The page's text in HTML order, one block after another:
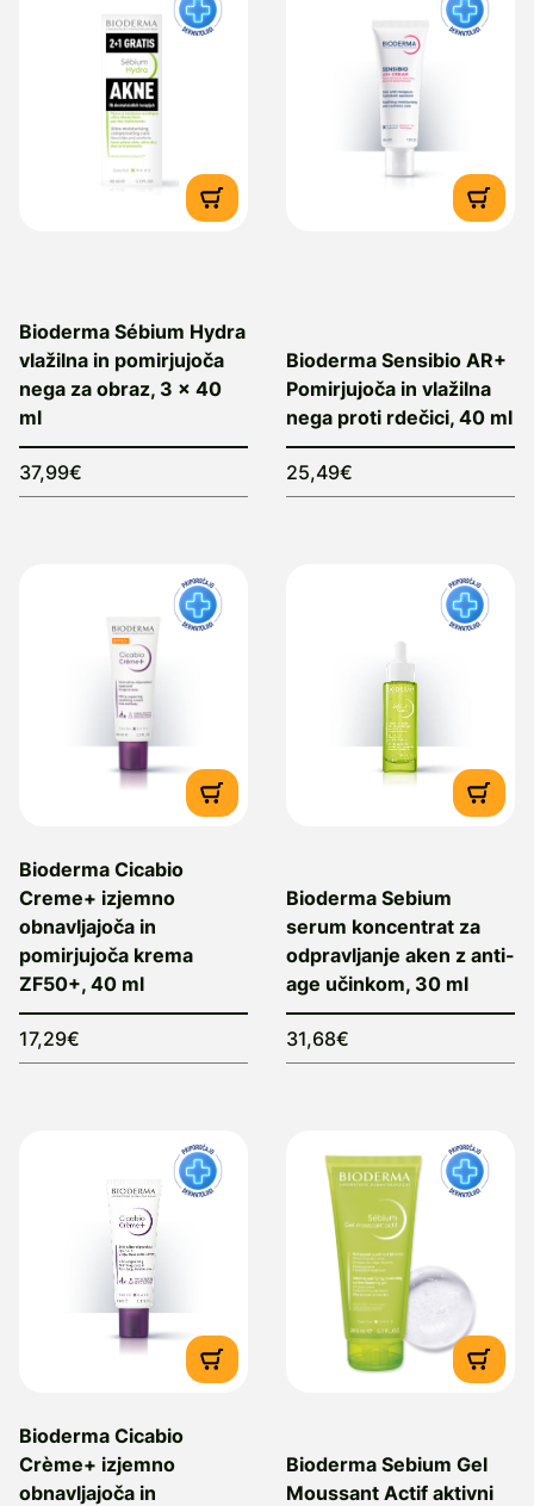
Bioderma Sébium Hydra
vlažilna in pomirjujoča
nega za obraz, 3 x 40
ml
37,99€
Bioderma Sensibio AR+
Pomirjujoča in vlažilna
nega proti rdečici, 40 ml
25,49€
Bioderma Cicabio
Creme+ izjemno
obnavljajoča in
pomirjujoča krema
ZF50+, 40 ml
17,29€
Bioderma Sebium
serum koncentrat za
odpravljanje aken z anti-
age učinkom, 30 ml
31,68€
Bioderma Cicabio
Crème+ izjemno
obnavljajoča in
Bioderma Sebium Gel
Moussant Actif aktivni